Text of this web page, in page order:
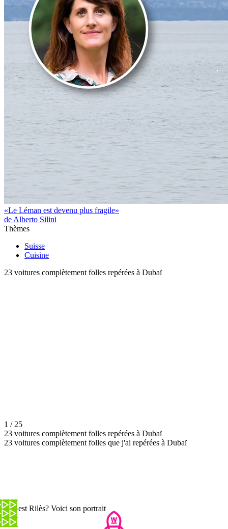
«Le Léman est devenu plus fragile»
de Alberto Silini
Thèmes
Suisse
Cuisine
23 voitures complètement folles repérées à Dubaï
1 / 25
23 voitures complètement folles repérées à Dubaï
23 voitures complètement folles que j'ai repérées à Dubaï
Qui est Rilès? Voici son portrait